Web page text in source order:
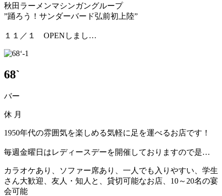
秋田ラーメンマシンガングループ
”踊ろう！サンダーバード弘前初上陸”
１１／１ OPENしまし…
68`
バー
休 月
1950年代の雰囲気を楽しめる気軽に足を運べるお店です！
毎週金曜日はレディースデーを開催しておりますので是…
カラオケあり、ソファー席あり、一人でも入りやすい、学生
さん大歓迎、友人・知人と、貸切可能なお店、10～20名の宴
会可能